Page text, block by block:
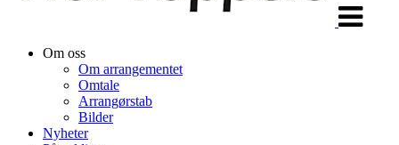
Om oss
Om arrangementet
Omtale
Arrangørstab
Bilder
Nyheter